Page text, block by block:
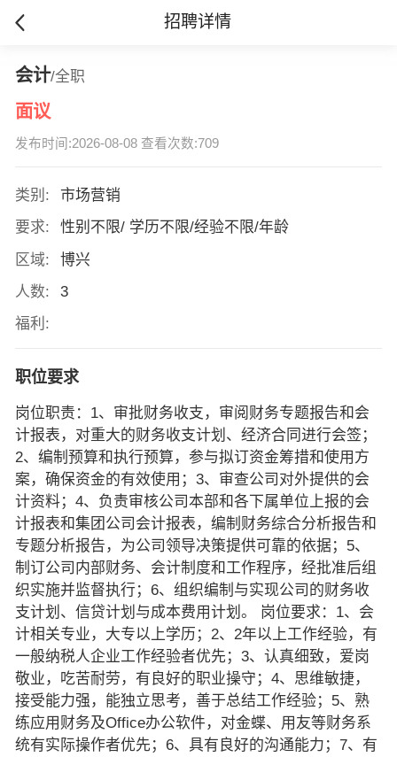
招聘详情
会计/全职
面议
发布时间:2026-08-08 查看次数:709
类别:
市场营销
要求:
性别不限/ 学历不限/经验不限/年龄
区域:
博兴
人数:
3
福利:
职位要求
岗位职责：1、审批财务收支，审阅财务专题报告和会
计报表，对重大的财务收支计划、经济合同进行会签；
2、编制预算和执行预算，参与拟订资金筹措和使用方
案，确保资金的有效使用；3、审查公司对外提供的会
计资料；4、负责审核公司本部和各下属单位上报的会
计报表和集团公司会计报表，编制财务综合分析报告和
专题分析报告，为公司领导决策提供可靠的依据；5、
制订公司内部财务、会计制度和工作程序，经批准后组
织实施并监督执行；6、组织编制与实现公司的财务收
支计划、信贷计划与成本费用计划。 岗位要求：1、会
计相关专业，大专以上学历；2、2年以上工作经验，有
一般纳税人企业工作经验者优先；3、认真细致，爱岗
敬业，吃苦耐劳，有良好的职业操守；4、思维敏捷，
接受能力强，能独立思考，善于总结工作经验；5、熟
练应用财务及Office办公软件，对金蝶、用友等财务系
统有实际操作者优先；6、具有良好的沟通能力；7、有